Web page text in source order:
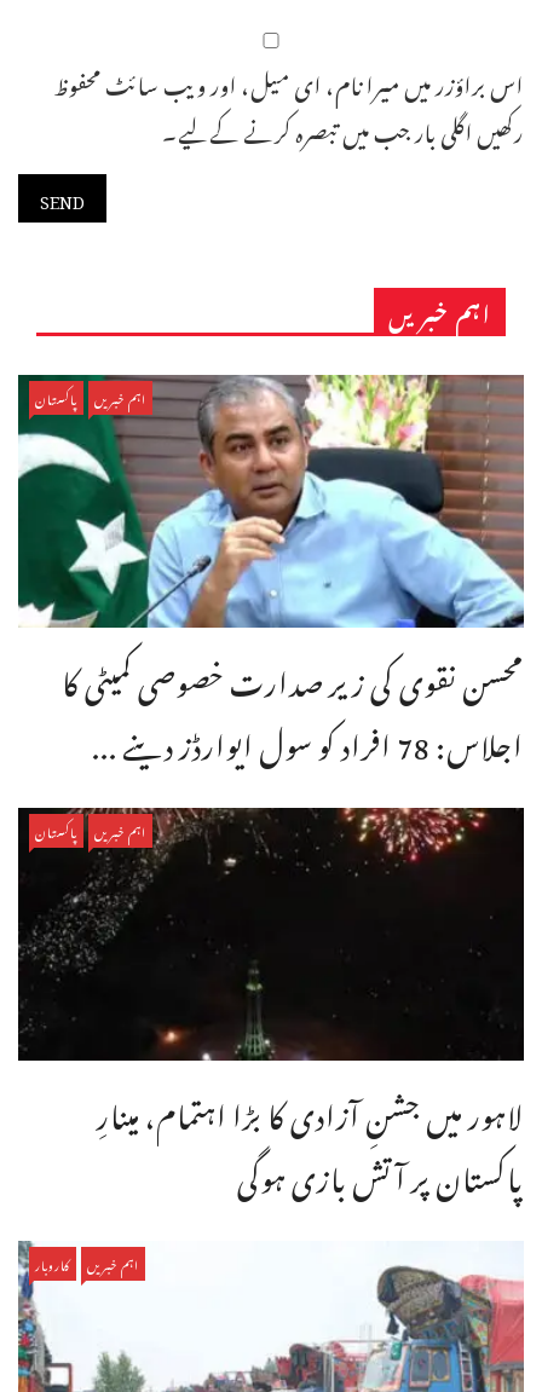
اس براؤزر میں میرا نام، ای میل، اور ویب سائٹ محفوظ
رکھیں اگلی بار جب میں تبصرہ کرنے کےلیے۔
اہم خبریں
اہم خبریں پاکستان
محسن نقوی کی زیر صدارت خصوصی کمیٹی کا
اجلاس: 78 افراد کو سول ایوارڈز دینے ...
اہم خبریں پاکستان
لاہور میں جشنِ آزادی کا بڑا اہتمام، مینارِ
پاکستان پر آتش بازی ہوگی
اہم خبریں کاروبار